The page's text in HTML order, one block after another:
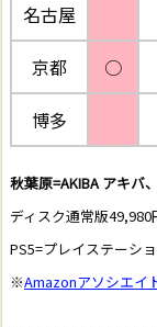
名古屋
京都
○
博多
秋葉原=AKIBA アキバ
ディスク通常版
PS5=プレイステーシ
※Amazonアソシエイ